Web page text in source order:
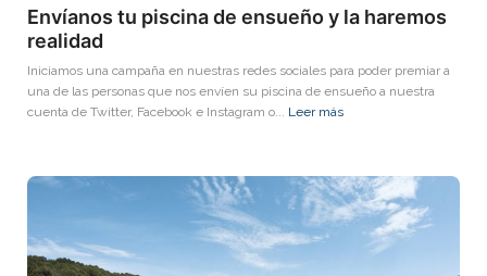
Envíanos tu piscina de ensueño y la haremos
realidad
Iniciamos una campaña en nuestras redes sociales para poder premiar a
una de las personas que nos envíen su piscina de ensueño a nuestra
cuenta de Twitter, Facebook e Instagram o... Leer más